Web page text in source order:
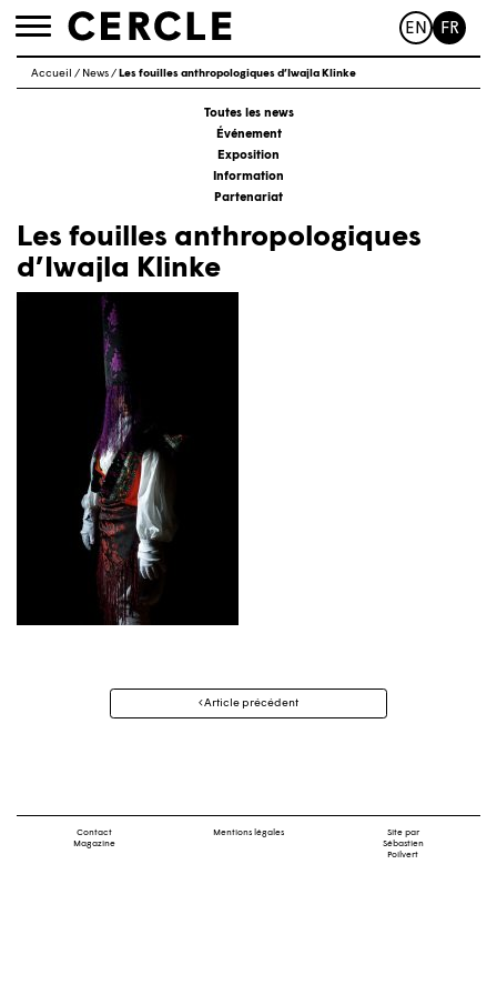
Toggle
EN FR
Accueil / News/ Les fouilles anthropologiques d’Iwajla Klinke
Toutes les news
Événement
Exposition
Information
Partenariat
Les fouilles anthropologiques
d’Iwajla Klinke
Navigation
Article précédent
Contact
Magazine
Mentions légales
Site par
Sébastien
Poilvert